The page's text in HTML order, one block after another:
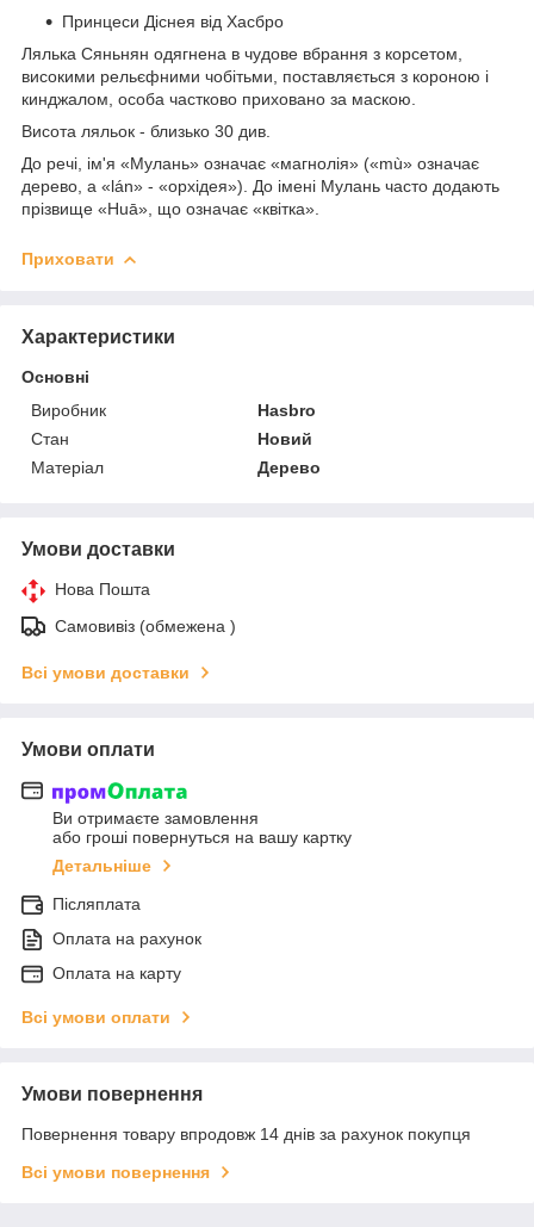
Принцеси Діснея від Хасбро
Лялька Сяньнян одягнена в чудове вбрання з корсетом,
високими рельєфними чобітьми, поставляється з короною і
кинджалом, особа частково приховано за маскою.
Висота ляльок - близько 30 див.
До речі, ім'я «Мулань» означає «магнолія» («mù» означає
дерево, а «lán» - «орхідея»). До імені Мулань часто додають
прізвище «Huā», що означає «квітка».
Приховати
Характеристики
Основні
Виробник
Hasbro
Стан
Новий
Матеріал
Дерево
Умови доставки
Нова Пошта
Самовивіз (обмежена )
Всі умови доставки
Умови оплати
Ви отримаєте замовлення
або гроші повернуться на вашу картку
Детальніше
Післяплата
Оплата на рахунок
Оплата на карту
Всі умови оплати
Умови повернення
Повернення товару впродовж 14 днів за рахунок покупця
Всі умови повернення